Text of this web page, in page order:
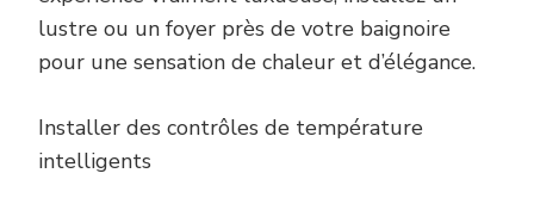
lustre ou un foyer près de votre baignoire
pour une sensation de chaleur et d’élégance.
Installer des contrôles de température
intelligents